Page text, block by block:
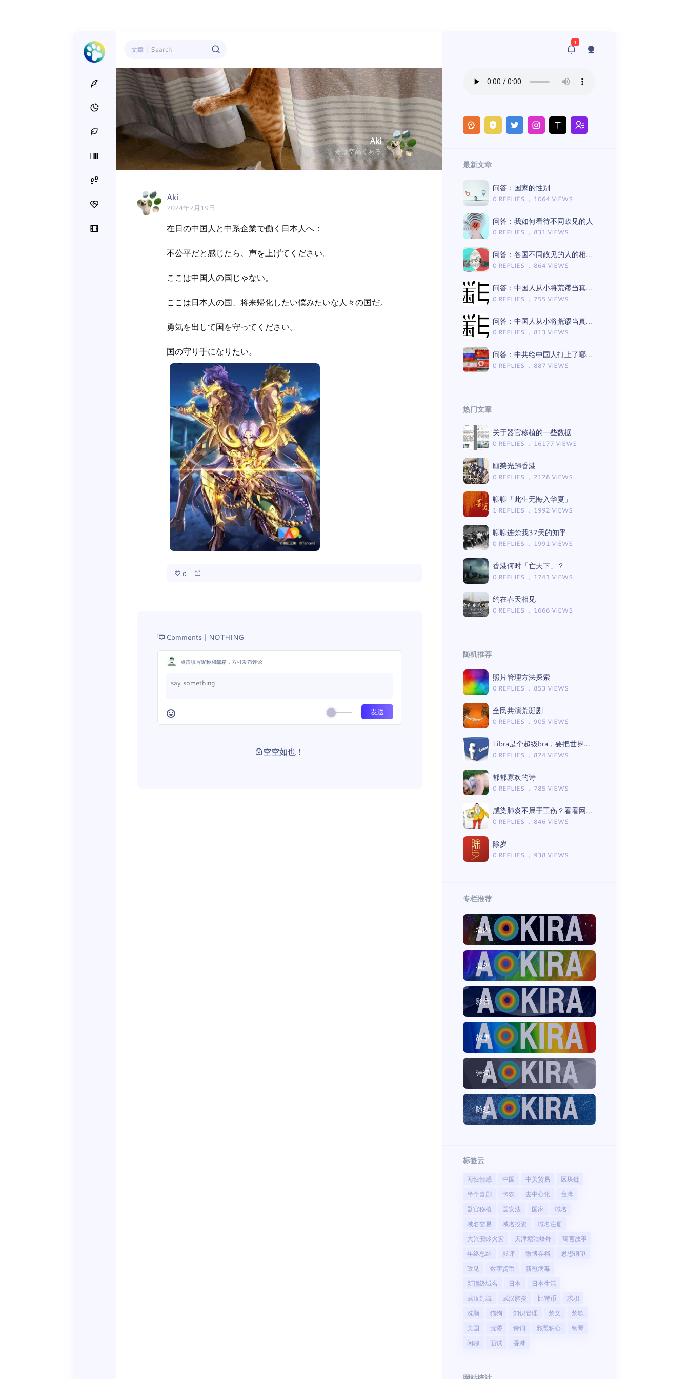
文章
Aki
夢は空高くある
Aki
2024年2月19日
在日の中国人と中系企業で働く日本人へ：
不公平だと感じたら、声を上げてください。
ここは中国人の国じゃない。
ここは日本人の国、将来帰化したい僕みたいな人々の国だ。
勇気を出して国を守ってください。
国の守り手になりたい。
0
Comments | NOTHING
点击填写昵称和邮箱，方可发布评论
空空如也！
1
最新文章
问答：国家的性别
0 REPLIES ， 1064 VIEWS
问答：我如何看待不同政见的人
0 REPLIES ， 831 VIEWS
问答：各国不同政见的人的相处模式差异
0 REPLIES ， 864 VIEWS
问答：中国人从小将荒谬当真理的言论有哪些（Gemini版）
0 REPLIES ， 755 VIEWS
问答：中国人从小将荒谬当真理的言论有哪些（ChatGPT版）
0 REPLIES ， 813 VIEWS
问答：中共给中国人打上了哪些思想钢印（Gemini版）
0 REPLIES ， 887 VIEWS
热门文章
关于器官移植的一些数据
0 REPLIES ， 16177 VIEWS
願榮光歸香港
0 REPLIES ， 2128 VIEWS
聊聊「此生无悔入华夏」
1 REPLIES ， 1992 VIEWS
聊聊连禁我37天的知乎
0 REPLIES ， 1991 VIEWS
香港何时「亡天下」？
0 REPLIES ， 1741 VIEWS
约在春天相见
0 REPLIES ， 1666 VIEWS
随机推荐
照片管理方法探索
0 REPLIES ， 853 VIEWS
全民共演荒诞剧
0 REPLIES ， 905 VIEWS
Libra是个超级bra，要把世界罩进去
0 REPLIES ， 824 VIEWS
郁郁寡欢的诗
0 REPLIES ， 785 VIEWS
感染肺炎不属于工伤？看看网友的反应……
0 REPLIES ， 846 VIEWS
除岁
0 REPLIES ， 938 VIEWS
专栏推荐
墙内
墙外
影音
故事
诗词
随想
标签云
两性情感 中国 中美贸易
区块链
半个喜剧
卡农 去中心化
台湾
器官移植
国安法 国家
域名
域名交易
域名投资
域名注册
大兴安岭火灾
天津塘沽爆炸
寓言故事
年终总结
影评 微博存档
思想钢印
政见
数字货币
新冠病毒
新顶级域名
日本
日本生活
武汉封城
武汉肺炎 比特币
求职
洗脑
猫狗 知识管理 禁文
禁歌
美国
荒谬 诗词 邪恶轴心
钢琴
闲聊
面试 香港